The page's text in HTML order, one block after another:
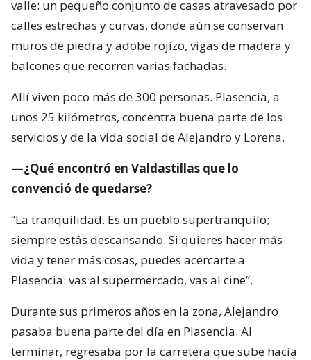
valle: un pequeño conjunto de casas atravesado por
calles estrechas y curvas, donde aún se conservan
muros de piedra y adobe rojizo, vigas de madera y
balcones que recorren varias fachadas.
Allí viven poco más de 300 personas. Plasencia, a
unos 25 kilómetros, concentra buena parte de los
servicios y de la vida social de Alejandro y Lorena.
—¿Qué encontró en Valdastillas que lo
convenció de quedarse?
“La tranquilidad. Es un pueblo supertranquilo;
siempre estás descansando. Si quieres hacer más
vida y tener más cosas, puedes acercarte a
Plasencia: vas al supermercado, vas al cine”.
Durante sus primeros años en la zona, Alejandro
pasaba buena parte del día en Plasencia. Al
terminar, regresaba por la carretera que sube hacia